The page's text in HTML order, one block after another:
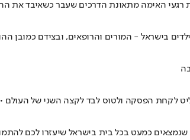
האימה מתאונת הדרכים שעבר כשאיבד את
לקחת הפסקה ולטוס לבד לקצה השני של
כמעט בכל בית בישראל שיעזרו לכם